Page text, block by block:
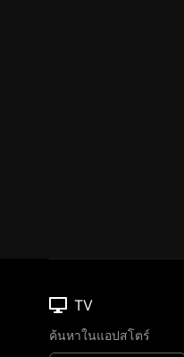
TV
ค้นหาในแอปสโตร์